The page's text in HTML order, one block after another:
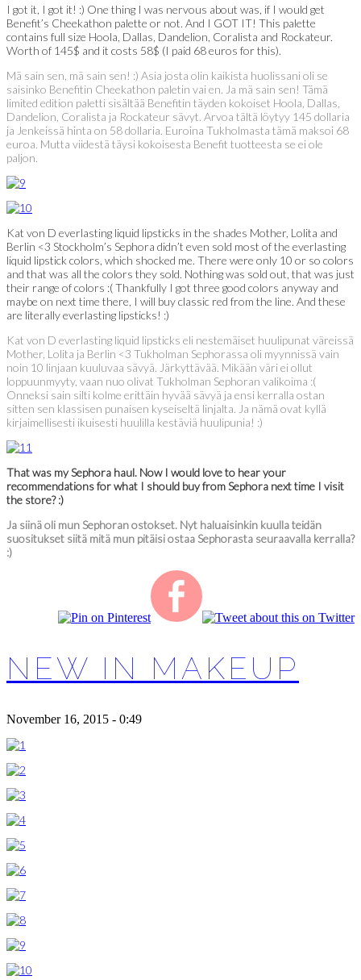
I got it, I got it! :) One thing I was nervous about was, if I would get
Benefit’s Cheekathon palette or not. And I GOT IT! This palette
contains full size Hoola, Dallas, Dandelion, Coralista and Rockateur.
Worth of 145$ and it costs 58$ (I paid 68 euros for this).
Mä sain sen, mä sain sen! :) Asia josta olin kaikista huolissani oli se
saisinko Benefitin Cheekathon paletin vai en. Ja mä sain sen! Tämä
limited edition paletti sisältää Benefitin täyden kokoiset Hoola, Dallas,
Dandelion, Coralista ja Rockateur sävyt. Arvoa tältä löytyy 145 dollaria
ja Jenkeissä hinta on 58 dollaria. Euroina Tukholmasta tämä maksoi 68
euroa. Mutta viidestä täysi kokoisesta Benefit tuotteesta se ei ole
paljon.
Kat von D everlasting liquid lipsticks in the shades Mother, Lolita and
Berlin <3 Stockholm’s Sephora didn’t even sold most of the everlasting
liquid lipstick colors, which shocked me. There were only 10 or so colors
and that was all the colors they sold. Nothing was sold out, that was just
their range of colors :( Thankfully I got three good colors anyway and
maybe on next time there, I will buy classic red from the line. And these
are literally everlasting lipsticks! :)
Kat von D everlasting liquid lipsticks eli nestemäiset huulipunat väreissä
Mother, Lolita ja Berlin <3 Tukholman Sephorassa oli myynnissä vain
noin 10 linjaan kuuluvaa sävyä. Järkyttävää. Mikään väri ei ollut
loppuunmyyty, vaan nuo olivat Tukholman Sephoran valikoima :(
Onneksi sain silti kolme erittäin hyvää sävyä ja ensi kerralla ostan
sitten sen klassisen punaisen kyseiseltä linjalta. Ja nämä ovat kyllä
kirjaimellisesti ikuisesti huulilla kestäviä huulipunia! :)
That was my Sephora haul. Now I would love to hear your
recommendations for what I should buy from Sephora next time I visit
the store? :)
Ja siinä oli mun Sephoran ostokset. Nyt haluaisinkin kuulla teidän
suositukset siitä mitä mun pitäisi ostaa Sephorasta seuraavalla kerralla?
:)
NEW IN MAKEUP
November 16, 2015 - 0:49